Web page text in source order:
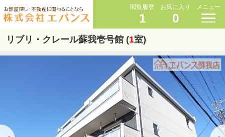
閲覧履歴
1
お気に入り
0
メニュー
リブリ・クレール蘇我壱号館 (1室)